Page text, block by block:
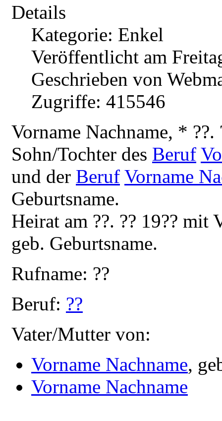
Details
Kategorie: Enkel
Veröffentlicht am
Geschrieben von
Zugriffe: 415546
Vorname Nachname, *
Sohn/Tochter des Beruf
und der Beruf Vorname
Geburtsname.
Heirat am ??. ?? 19?? mit
geb. Geburtsname.
Rufname: ??
Beruf: ??
Vater/Mutter von:
Vorname Nachname,
Vorname Nachname